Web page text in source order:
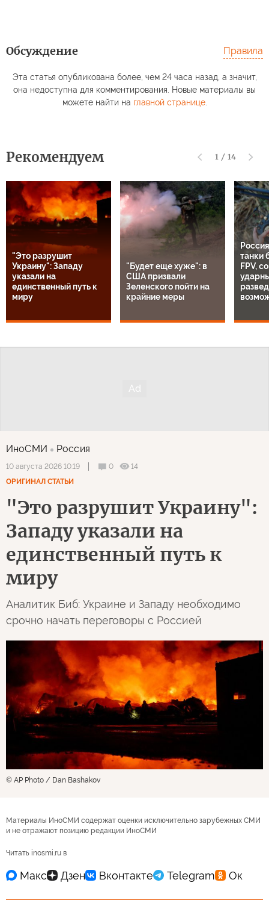
Обсуждение Правила
Эта статья опубликована более, чем 24 часа назад, а значит,
она недоступна для комментирования. Новые материалы вы
можете найти на главной странице.
Рекомендуем 1 / 14
"Это разрушит
Украину": Западу
указали на
единственный путь к
миру
"Будет еще хуже": в
США призвали
Зеленского пойти на
крайние меры
танки
FPV,
ИноСМИ Россия
10 августа 2026 10:19 0
14
ОРИГИНАЛ СТАТЬИ
"Это разрушит Украину":
Западу указали на
единственный путь к
миру
Аналитик Биб: Украине и Западу необходимо
срочно начать переговоры с Россией
© AP Photo / Dan Bashakov
Материалы ИноСМИ содержат оценки исключительно зарубежных СМИ
и не отражают позицию редакции ИноСМИ
Читать inosmi.ru в